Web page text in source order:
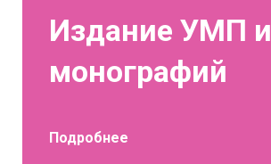
Издание УМП и
монографий
Подробнее